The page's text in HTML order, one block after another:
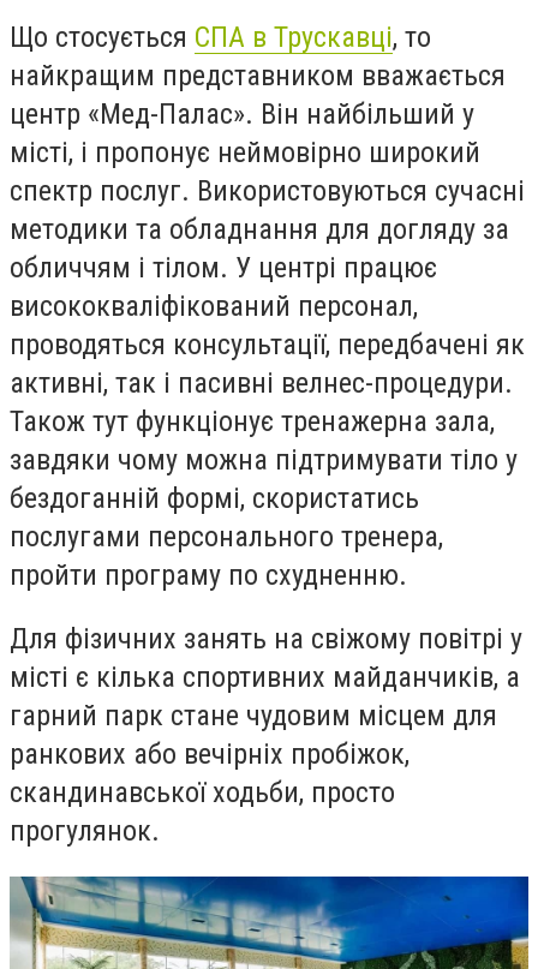
Що стосується СПА в Трускавці, то
найкращим представником вважається
центр «Мед-Палас». Він найбільший у
місті, і пропонує неймовірно широкий
спектр послуг. Використовуються сучасні
методики та обладнання для догляду за
обличчям і тілом. У центрі працює
висококваліфікований персонал,
проводяться консультації, передбачені як
активні, так і пасивні велнес-процедури.
Також тут функціонує тренажерна зала,
завдяки чому можна підтримувати тіло у
бездоганній формі, скористатись
послугами персонального тренера,
пройти програму по схудненню.
Для фізичних занять на свіжому повітрі у
місті є кілька спортивних майданчиків, а
гарний парк стане чудовим місцем для
ранкових або вечірніх пробіжок,
скандинавської ходьби, просто
прогулянок.